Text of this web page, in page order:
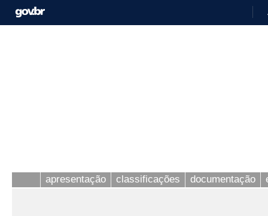
apresentação classificações documentação